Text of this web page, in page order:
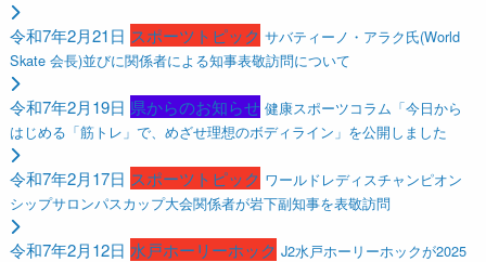
令和7年2月21日 スポーツトピック サバティーノ・アラク氏(World
Skate 会長)並びに関係者による知事表敬訪問について
令和7年2月19日 県からのお知らせ 健康スポーツコラム「今日から
はじめる「筋トレ」で、めざせ理想のボディライン」を公開しました
令和7年2月17日 スポーツトピック ワールドレディスチャンピオン
シップサロンパスカップ大会関係者が岩下副知事を表敬訪問
令和7年2月12日 水戸ホーリーホック J2水戸ホーリーホックが2025